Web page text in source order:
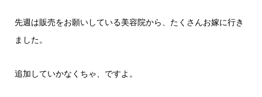
先週は販売をお願いしている美容院から、たくさんお嫁に行き
ました。
追加していかなくちゃ、ですよ。